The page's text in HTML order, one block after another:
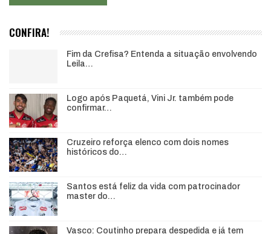
CONFIRA!
Fim da Crefisa? Entenda a situação envolvendo
Leila…
Logo após Paquetá, Vini Jr. também pode
confirmar…
Cruzeiro reforça elenco com dois nomes
históricos do…
Santos está feliz da vida com patrocinador
master do…
Vasco: Coutinho prepara despedida e já tem